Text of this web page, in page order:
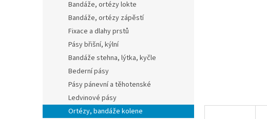
Bandáže, ortézy lokte
Bandáže, ortézy zápěstí
Fixace a dlahy prstů
Pásy břišní, kýlní
Bandáže stehna, lýtka, kyčle
Bederní pásy
Pásy pánevní a těhotenské
Ledvinové pásy
Ortézy, bandáže kolene